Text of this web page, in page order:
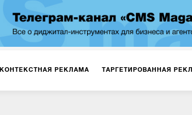
КОНТЕКСТНАЯ РЕКЛАМА ТАРГЕТИРОВАННАЯ